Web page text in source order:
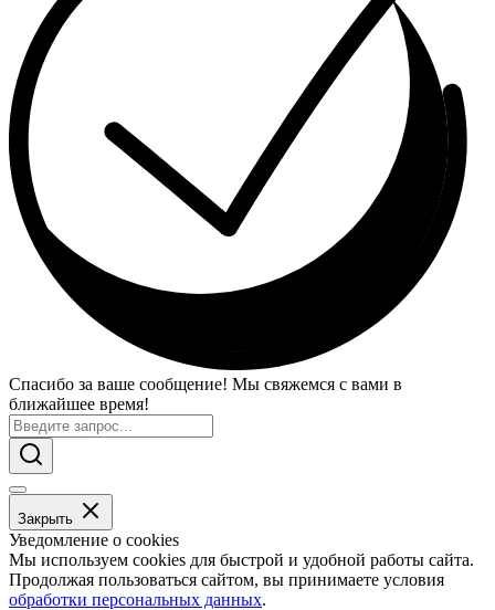
Спасибо за ваше сообщение! Мы свяжемся с вами в
ближайшее время!
Закрыть
Уведомление о cookies
Мы используем cookies для быстрой и удобной работы сайта.
Продолжая пользоваться сайтом, вы принимаете условия
обработки персональных данных.